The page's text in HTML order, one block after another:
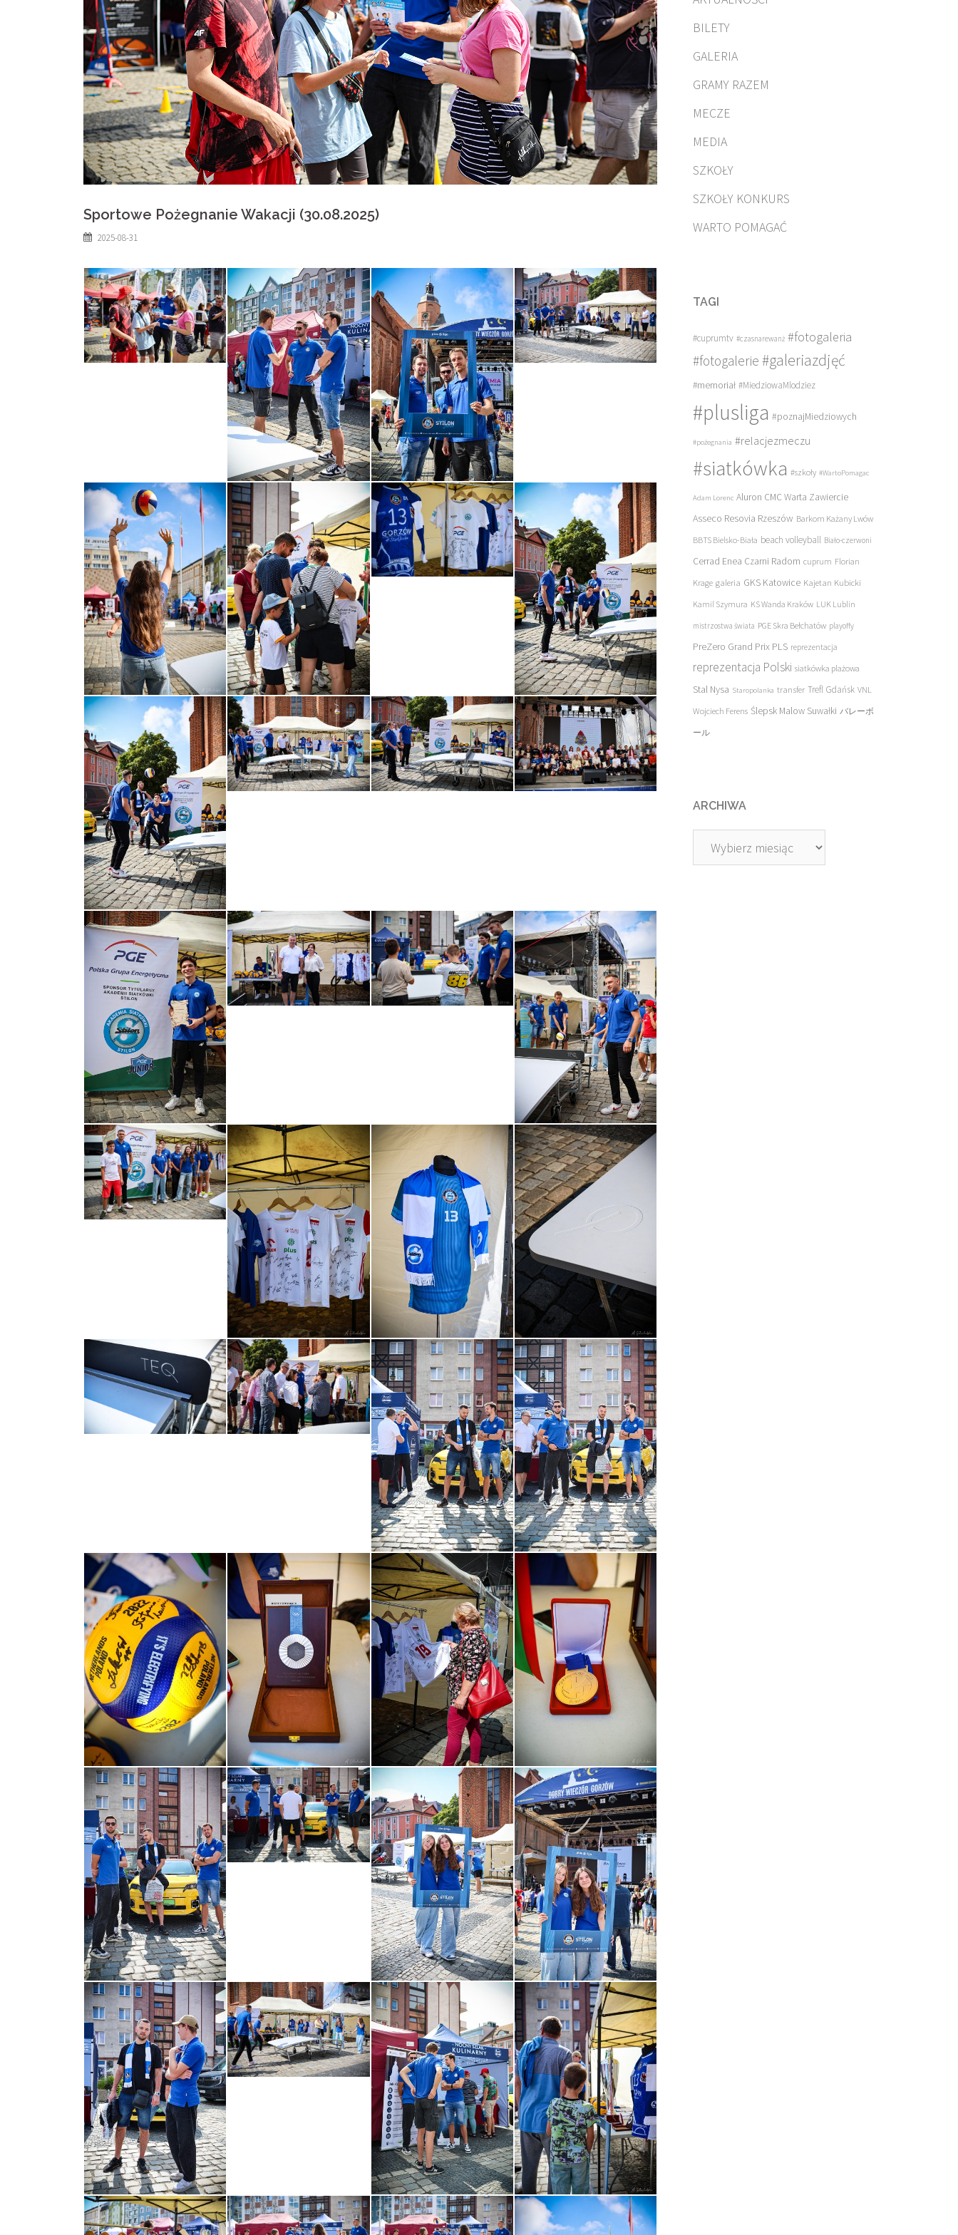
Sportowe Pożegnanie Wakacji (30.08.2025)
2025-08-31
BILETY
GALERIA
GRAMY RAZEM
MECZE
MEDIA
SZKOŁY
SZKOŁY KONKURS
WARTO POMAGAĆ
TAGI
#cuprumtv #czasnarewanż #fotogaleria
#fotogalerie #galeriazdjęć
#memoriał #MiedziowaMlodziez
#plusliga #poznajMiedziowych
#pożegnania #relacjezmeczu
#siatkówka #szkoły #WartoPomagac
Adam Lorenc Aluron CMC Warta Zawiercie
Asseco Resovia Rzeszów Barkom Każany Lwów
BBTS Bielsko-Biała beach volleyball Biało-czerwoni
Cerrad Enea Czarni Radom cuprum Florian
Krage galeria GKS Katowice Kajetan Kubicki
Kamil Szymura KS Wanda Kraków LUK Lublin
mistrzostwa świata PGE Skra Bełchatów playoffy
PreZero Grand Prix PLS reprezentacja
reprezentacja Polski siatkówka plażowa
Stal Nysa Staropolanka transfer Trefl Gdańsk VNL
Wojciech Ferens Ślepsk Malow Suwałki バレーボ
ール
ARCHIWA
Archiwa